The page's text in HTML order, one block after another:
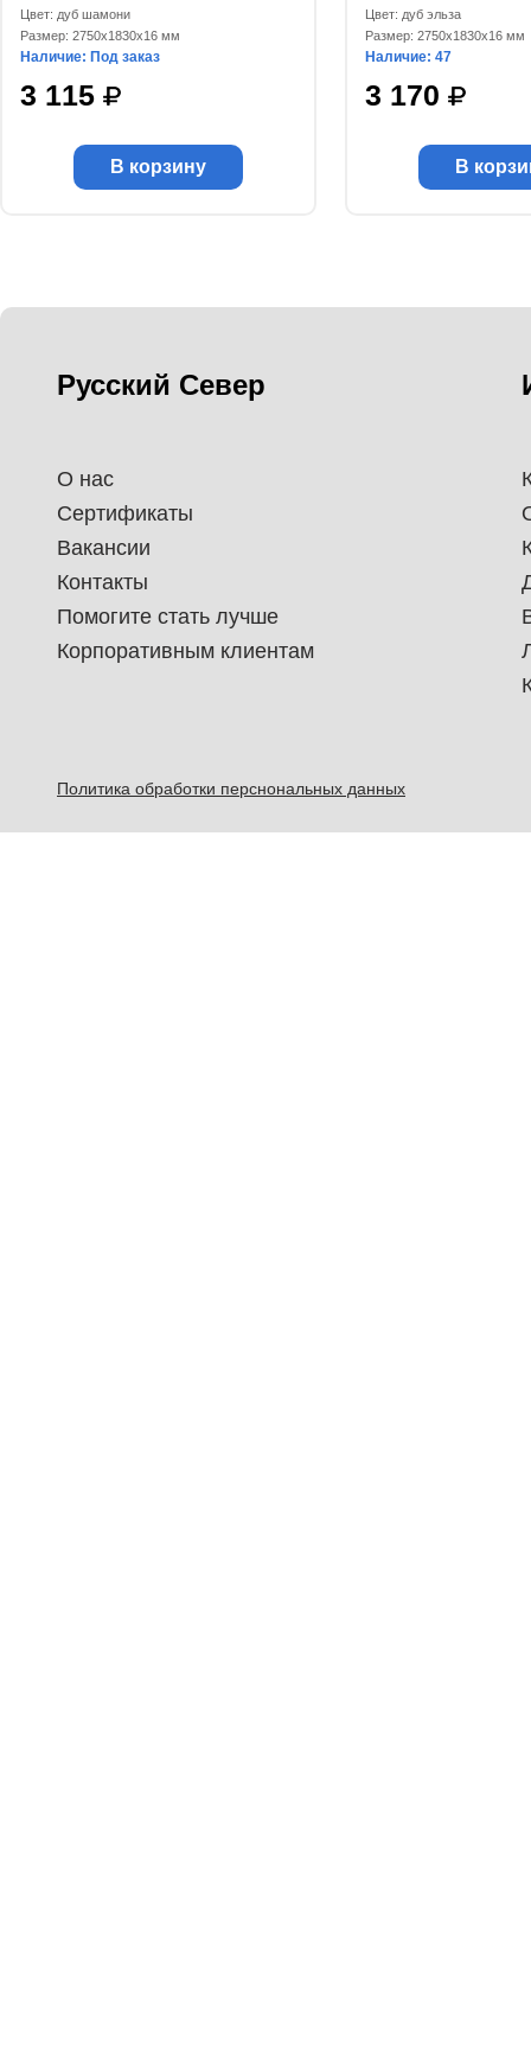
Цвет: дуб шамони
Размер: 2750x1830x16 мм
Наличие: Под заказ
3 115
В корзину
Цвет: дуб эльза
Размер: 2750x1830x16 мм
Наличие: 47
3 170
В
Русский Север
О нас
Сертификаты
Вакансии
Контакты
Помогите стать лучше
Корпоративным клиентам
Политика обработки перснональных данных